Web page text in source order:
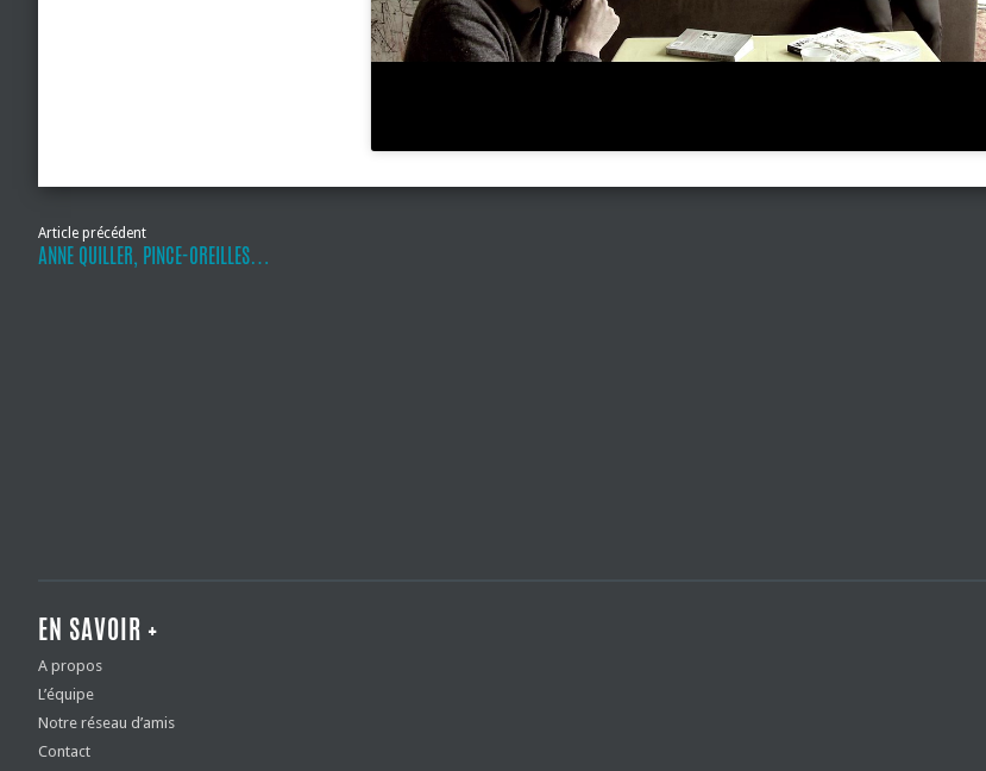
Article précédent
ANNE QUILLER, PINCE-OREILLES…
EN SAVOIR +
A propos
L’équipe
Notre réseau d’amis
Contact